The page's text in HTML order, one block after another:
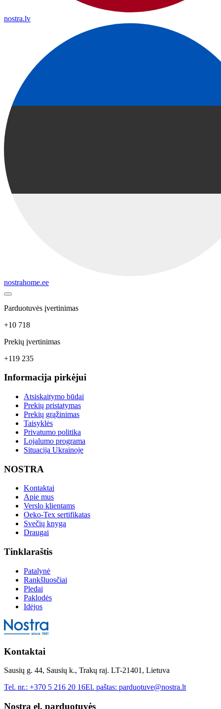
nostra.lv
nostrahome.ee
Parduotuvės įvertinimas
+10 718
Prekių įvertinimas
+119 235
Informacija pirkėjui
Atsiskaitymo būdai
Prekių pristatymas
Prekių grąžinimas
Taisyklės
Privatumo politika
Lojalumo programa
Situacija Ukrainoje
NOSTRA
Kontaktai
Apie mus
Verslo klientams
Oeko-Tex sertifikatas
Svečių knyga
Draugai
Tinklaraštis
Patalynė
Rankšluosčiai
Pledai
Paklodės
Idėjos
Kontaktai
Sausių g. 44, Sausių k., Trakų raj. LT-21401, Lietuva
Tel. nr.: +370 5 216 20 16El. paštas: parduotuve@nostra.lt
Nostra el. parduotuvės